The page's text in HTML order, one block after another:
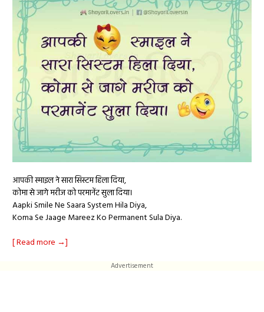
आपकी स्माइल ने सारा सिस्टम हिला दिया,
कोमा से जागे मरीज को परमानेंट सुला दिया।
Aapki Smile Ne Saara System Hila Diya,
Koma Se Jaage Mareez Ko Permanent Sula Diya.
[ Read more →]
Advertisement